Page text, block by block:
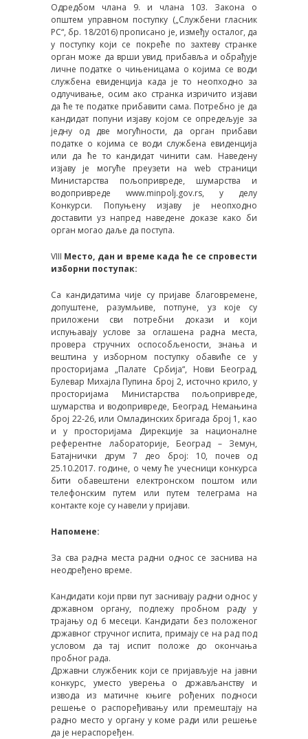
Одредбом члана 9. и члана 103. Закона о
општем управном поступку („Службени гласник
РС“, бр. 18/2016) прописано је, између осталог, да
у поступку који се покреће по захтеву странке
орган може да врши увид, прибавља и обрађује
личне податке о чињеницама о којима се води
службена евиденција када је то неопходно за
одлучивање, осим ако странка изричито изјави
да ће те податке прибавити сама. Потребно је да
кандидат попуни изјаву којом се опредељује за
једну од две могућности, да орган прибави
податке о којима се води службена евиденција
или да ће то кандидат чинити сам. Наведену
изјаву је могуће преузети на web страници
Министарства пољопривреде, шумарства и
водопривреде www.minpolj.gov.rs, у делу
Конкурси. Попуњену изјаву је неопходно
доставити уз напред наведене доказе како би
орган могао даље да поступа.
VIII Место, дан и време када ће се спровести
изборни поступак:
Са кандидатима чије су пријаве благовремене,
допуштене, разумљиве, потпуне, уз које су
приложени сви потребни докази и који
испуњавају услове за оглашена радна места,
провера стручних оспособљености, знања и
вештина у изборном поступку обавиће се у
просторијама „Палате Србија“, Нови Београд,
Булевар Михајла Пупина број 2, источно крило, у
просторијама Министарства пољопривреде,
шумарства и водопривреде, Београд, Немањина
број 22-26, или Омладинских бригада број 1, као
и у просторијама Дирекције за националне
референтне лабораторије, Београд – Земун,
Батајнички друм 7 део број: 10, почев од
25.10.2017. године, o чему ће учесници конкурса
бити обавештени електронском поштом или
телефонским путем или путем телеграма на
контакте које су навели у пријави.
Напомене:
За сва радна места радни однос се заснива на
неодређено време.
Кандидати који први пут заснивају радни однос у
државном органу, подлежу пробном раду у
трајању од 6 месеци. Кандидати без положеног
државног стручног испита, примају се на рад под
условом да тај испит положе до окончања
пробног рада.
Државни службеник који се пријављује на јавни
конкурс, уместо уверења о држављанству и
извода из матичне књиге рођених подноси
решење о распоређивању или премештају на
радно место у органу у коме ради или решење
да је нераспоређен.